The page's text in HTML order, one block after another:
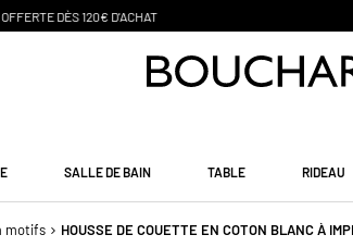
SALLE DE BAIN TABLE RIDEAU
motifs HOUSSE DE COUETTE EN COTON BLANC À